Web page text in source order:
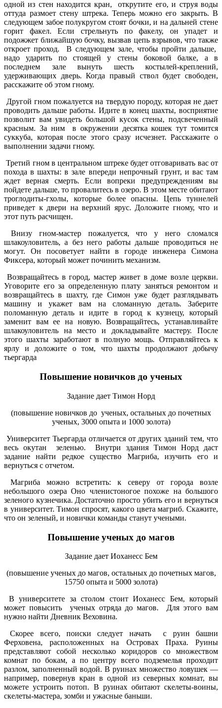
одной из стен находится кран, открутите его, и струя воды
оттуда размоет стену штрека. Теперь можно его закрыть. В
следующем забое полукругом стоят бочки, и на дальней стене
горит факел. Если стрельнуть по факелу, он упадет и
подожжет ближайшую бочку, вызвав цепь взрывов, что также
откроет проход. В следующем зале, чтобы пройти дальше,
надо ударить по стоящей у стены боковой балке, а в
последнем зале вынуть шесть костылей-креплений,
удерживающих дверь. Когда правый ствол будет свободен,
расскажите об этом гному.
Другой гном пожалуется на твердую породу, которая не дает
проводить дальше работы. Идите в конец шахты, восприятие
позволит вам увидеть большой кусок стены, подсвеченный
красным. За ним в окружении десятка кошек тут томится
суккуба, которая после этого сразу исчезнет. Расскажите о
выполнении задачи гному.
Третий гном в центральном штреке будет отговаривать вас от
похода в шахты: в зале впереди непрочный грунт, и вас там
ждет верная смерть. Если вопреки предупреждениям вы
пойдете дальше, то провалитесь в озеро. В этом месте обитают
троглодиты-гхолы, которые более опасны. Цепь туннелей
приведет к двери на верхний ярус. Доложите гному, что и
этот путь расчищен.
Внизу гном-мастер пожалуется, что у него сломался
шлакоуловитель, а без него работы дальше проводиться не
могут. Он посоветует найти в городе инженера Симона
Фиксера, который может починить механизм.
Возвращайтесь в город, мастер живет в доме возле церкви.
Уговорите его за определенную плату заняться ремонтом и
возвращайтесь в шахту, где Симон уже будет разглядывать
машину и укажет вам на сломанную деталь. Заберите
поломанную деталь и идите в город к кузнецу, который
заменит вам ее на новую. Возвращайтесь, устанавливайте
шлакоуловитель на место и докладывайте мастеру. После
этого шахты заработают в полную мощь. Отправляйтесь к
ярлу и доложите о том, что шахты продолжают добычу
тьергарда
Повышение новичков до ученых
Задание дает Тимон Норд
(повышение новичков до ученых, остальных до почетных
ученых, 3000 опыта и 1000 золота)
Университет Тьергарда отличается от других зданий тем, что
весь окутан зеленью. Внутри здания Тимон Норд даст
задание найти редкое существо Магриба, изучить его и
вернуться с отчетом.
Магриба можно встретить: к северу от города возле
небольшого озера Оно членистоногое похоже на большого
зеленого кузнечика. Достаточно просто убить его и вернуться
в университет. Тимон спросят, какого цвета магриб. Скажите,
что он зеленый, и новички команды станут учеными.
Повышение ученых до магов
Задание дает Иоханесс Бем
(повышение ученых до магов, остальных до почетных магов,
15750 опыта и 5000 золота)
В университете за столом стоит Иоханесс Бем, который
может повысить ученых отряда до магов. Для этого вам
нужно найти Дневник Веховина.
Скорее всего, поиски следует начать с руин башни
Ферховена, расположенных на Островах Праха. Руины
представляют собой несколько коридоров со множеством
комнат по бокам, а по центру всего подземелья проходит
разлом, заполненный водой. В руинах множество ловушек —
например, повернув кран в одной из северных комнат, вы
можете устроить потоп. В руинах обитают скелеты-воины,
скелеты-мастера, зомби и ужасные баньши.